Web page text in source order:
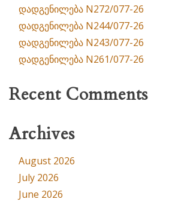
დადგენილება N272/077-26
დადგენილება N244/077-26
დადგენილება N243/077-26
დადგენილება N261/077-26
Recent Comments
Archives
August 2026
July 2026
June 2026